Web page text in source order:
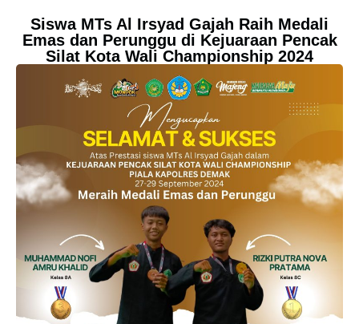
Siswa MTs Al Irsyad Gajah Raih Medali
Emas dan Perunggu di Kejuaraan Pencak
Silat Kota Wali Championship 2024